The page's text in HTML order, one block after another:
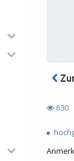
630
views